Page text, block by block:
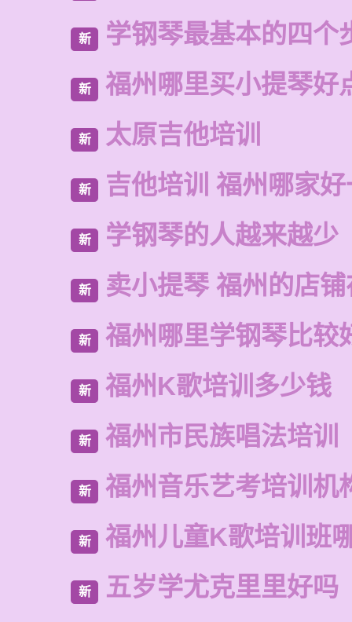
新 学钢琴最基本的四个
新 福州哪里买小提琴好
新 太原吉他培训
新 吉他培训 福州哪家
新 学钢琴的人越来越少
新 卖小提琴 福州的店
新 福州哪里学钢琴比较
新 福州K歌培训多少钱
新 福州市民族唱法培训
新 福州音乐艺考培训机
新 福州儿童K歌培训班
新 五岁学尤克里里好吗